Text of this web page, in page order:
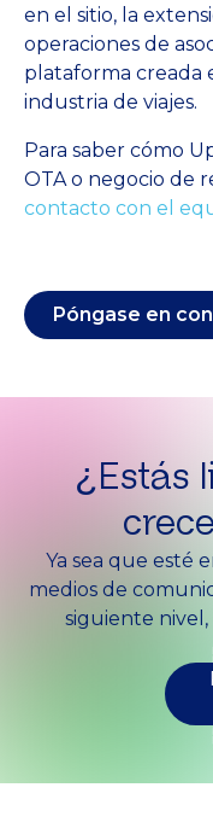
en el sitio, la
operaciones de
plataforma creada
industria de viajes.
Para saber cómo
OTA o negocio de
contacto con el
Póngase en
¿Estás
Ya sea que esté
medios de
siguiente